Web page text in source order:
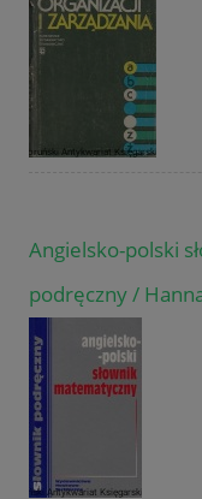
Angielsko-polski
podręczny /